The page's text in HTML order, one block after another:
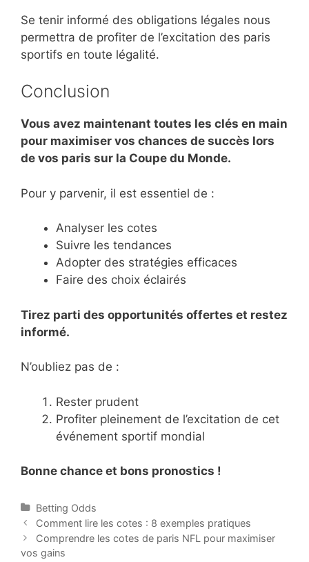
Se tenir informé des obligations légales nous
permettra de profiter de l’excitation des paris
sportifs en toute légalité.
Conclusion
Vous avez maintenant toutes les clés en main
pour maximiser vos chances de succès lors
de vos paris sur la Coupe du Monde.
Pour y parvenir, il est essentiel de :
Analyser les cotes
Suivre les tendances
Adopter des stratégies efficaces
Faire des choix éclairés
Tirez parti des opportunités offertes et restez
informé.
N’oubliez pas de :
Rester prudent
Profiter pleinement de l’excitation de cet
événement sportif mondial
Bonne chance et bons pronostics !
Categories
Betting Odds
Post
navigation
Comment lire les cotes : 8 exemples pratiques
Comprendre les cotes de paris NFL pour maximiser
vos gains